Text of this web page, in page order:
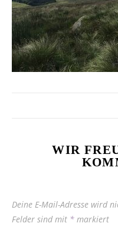
WIR
Deine E-Mail-Adresse wird
Felder sind mit * markiert